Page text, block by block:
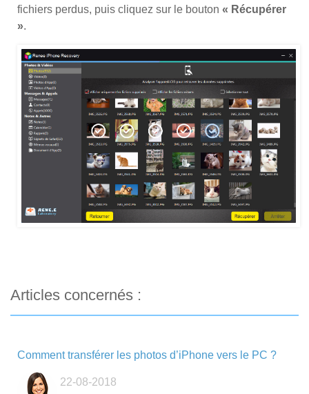
fichiers perdus, puis cliquez sur le bouton « Récupérer
».
Articles concernés :
Comment transférer les photos d’iPhone vers le PC ?
22-08-2018